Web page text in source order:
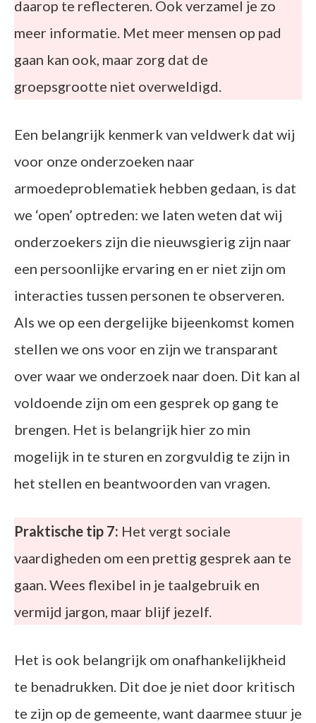
daarop te reflecteren. Ook verzamel je zo
meer informatie. Met meer mensen op pad
gaan kan ook, maar zorg dat de
groepsgrootte niet overweldigd.
Een belangrijk kenmerk van veldwerk dat wij
voor onze onderzoeken naar
armoedeproblematiek hebben gedaan, is dat
we ‘open’ optreden: we laten weten dat wij
onderzoekers zijn die nieuwsgierig zijn naar
een persoonlijke ervaring en er niet zijn om
interacties tussen personen te observeren.
Als we op een dergelijke bijeenkomst komen
stellen we ons voor en zijn we transparant
over waar we onderzoek naar doen. Dit kan al
voldoende zijn om een gesprek op gang te
brengen. Het is belangrijk hier zo min
mogelijk in te sturen en zorgvuldig te zijn in
het stellen en beantwoorden van vragen.
Praktische tip 7: Het vergt sociale
vaardigheden om een prettig gesprek aan te
gaan. Wees flexibel in je taalgebruik en
vermijd jargon, maar blijf jezelf.
Het is ook belangrijk om onafhankelijkheid
te benadrukken. Dit doe je niet door kritisch
te zijn op de gemeente, want daarmee stuur je